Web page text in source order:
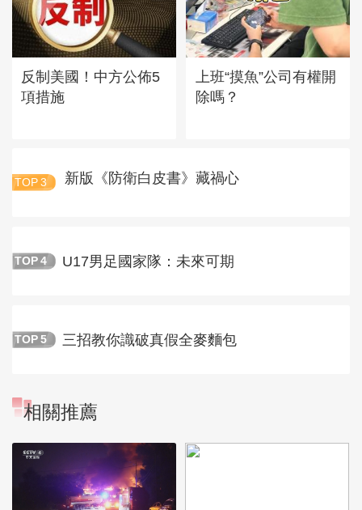
反制美國！中方公佈5
項措施
上班“摸魚”公司有權開
除嗎？
TOP 3 新版《防衛白皮書》藏禍心
TOP 4 U17男足國家隊：未來可期
TOP 5 三招教你識破真假全麥麵包
相關推薦